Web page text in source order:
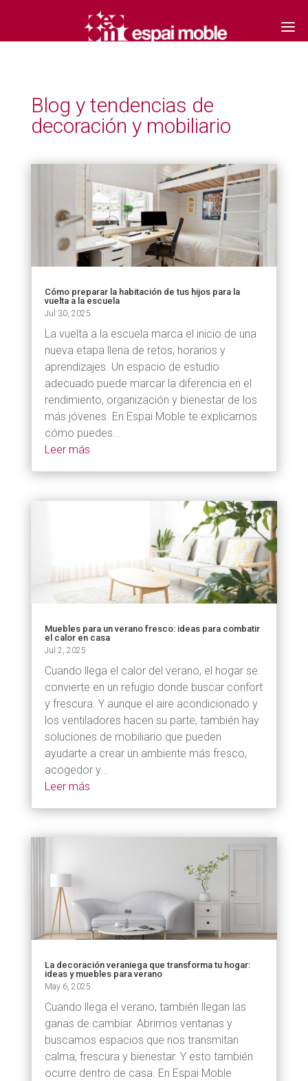
Blog y tendencias de
decoración y mobiliario
Cómo preparar la habitación de tus hijos para la
vuelta a la escuela
Jul 30, 2025
La vuelta a la escuela marca el inicio de una
nueva etapa llena de retos, horarios y
aprendizajes. Un espacio de estudio
adecuado puede marcar la diferencia en el
rendimiento, organización y bienestar de los
más jóvenes. En Espai Moble te explicamos
cómo puedes...
Leer más
Muebles para un verano fresco: ideas para combatir
el calor en casa
Jul 2, 2025
Cuando llega el calor del verano, el hogar se
convierte en un refugio donde buscar confort
y frescura. Y aunque el aire acondicionado y
los ventiladores hacen su parte, también hay
soluciones de mobiliario que pueden
ayudarte a crear un ambiente más fresco,
acogedor y...
Leer más
La decoración veraniega que transforma tu hogar:
ideas y muebles para verano
May 6, 2025
Cuando llega el verano, también llegan las
ganas de cambiar. Abrimos ventanas y
buscamos espacios que nos transmitan
calma, frescura y bienestar. Y esto también
ocurre dentro de casa. En Espai Moble